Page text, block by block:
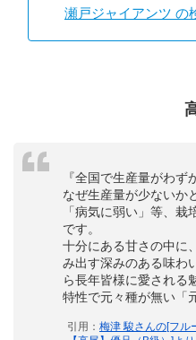
瀬戸ジャイアンツ の
『全国で生産量がわず
なぜ生産量が少ないか
「病気に弱い」等、栽
です。
十分にある甘さの中に
み出す深みのある味わ
ら長年皆様に愛される
特性で元々種が無い「
引用： 梅津 駿さんの[フル